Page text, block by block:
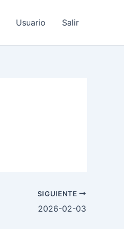
Usuario Salir
SIGUIENTE
2026-02-03